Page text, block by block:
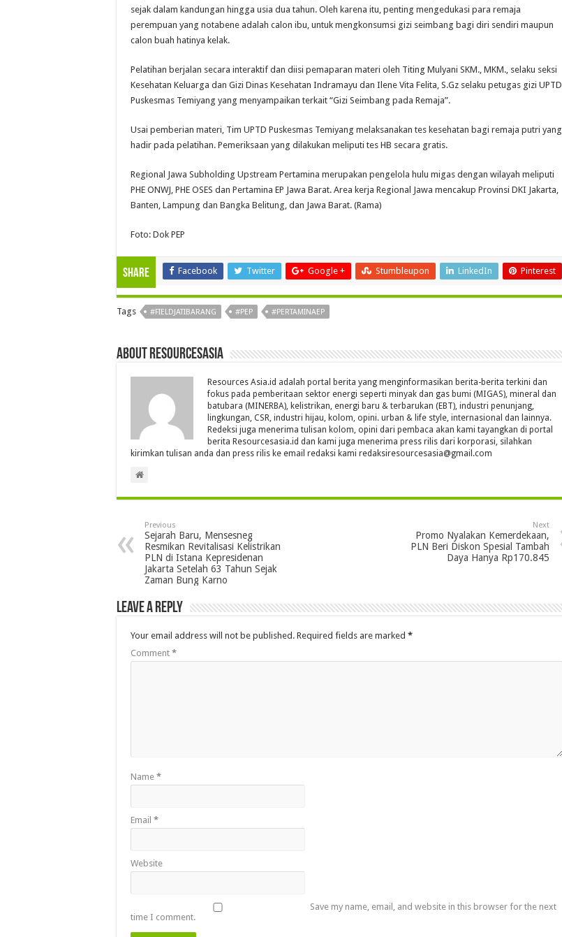
sejak dalam kandungan hingga usia dua tahun. Oleh karena itu, penting mengedukasi para remaja
perempuan yang notabene adalah calon ibu, untuk mengkonsumsi gizi seimbang bagi diri sendiri maupun
calon buah hatinya kelak.
Pelatihan berjalan secara interaktif dan diisi pemaparan materi oleh Titing Mulyani SKM., MKM., selaku seksi
Kesehatan Keluarga dan Gizi Dinas Kesehatan Indramayu dan Ilene Vita Felita, S.Gz selaku petugas gizi UPTD
Puskesmas Temiyang yang menyampaikan terkait “Gizi Seimbang pada Remaja”.
Usai pemberian materi, Tim UPTD Puskesmas Temiyang melaksanakan tes kesehatan bagi remaja putri yang
hadir pada pelatihan. Pemeriksaan yang dilakukan meliputi tes HB secara gratis.
Regional Jawa Subholding Upstream Pertamina merupakan pengelola hulu migas dengan wilayah meliputi
PHE ONWJ, PHE OSES dan Pertamina EP Jawa Barat. Area kerja Regional Jawa mencakup Provinsi DKI Jakarta,
Banten, Lampung dan Bangka Belitung, dan Jawa Barat. (Rama)
Foto: Dok PEP
Share Facebook Twitter Google + Stumbleupon LinkedIn Pinterest
Tags #FIELDJATIBARANG #PEP #PERTAMINAEP
About Resourcesasia
Resources Asia.id adalah portal berita yang menginformasikan berita-berita terkini dan
fokus pada pemberitaan sektor energi seperti minyak dan gas bumi (MIGAS), mineral dan
batubara (MINERBA), kelistrikan, energi baru & terbarukan (EBT), industri penunjang,
lingkungan, CSR, industri hijau, kolom, opini. urban & life style, internasional dan lainnya.
Redeksi juga menerima tulisan kolom, opini dari pembaca akan kami tayangkan di portal
berita Resourcesasia.id dan kami juga menerima press rilis dari korporasi, silahkan
kirimkan tulisan anda dan press rilis ke email redaksi kami redaksiresourcesasia@gmail.com
Previous
Sejarah Baru, Mensesneg
Resmikan Revitalisasi Kelistrikan
PLN di Istana Kepresidenan
Jakarta Setelah 63 Tahun Sejak
Zaman Bung Karno
Next
Promo Nyalakan Kemerdekaan,
PLN Beri Diskon Spesial Tambah
Daya Hanya Rp170.845
Leave a Reply
Your email address will not be published. Required fields are marked *
Comment *
Name *
Email *
Website
Save my name, email, and website in this browser for the next
time I comment.